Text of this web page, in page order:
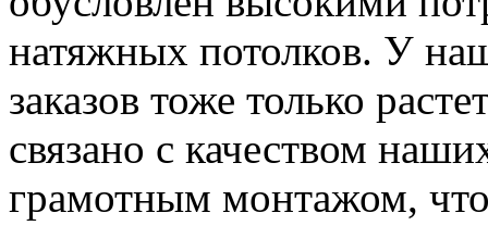
натяжных потолков. У
заказов тоже только
связано с качеством
грамотным монтажом,